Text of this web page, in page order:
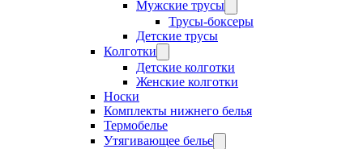
Мужские трусы
Трусы-боксеры
Детские трусы
Колготки
Детские колготки
Женские колготки
Носки
Комплекты нижнего белья
Термобелье
Утягивающее белье